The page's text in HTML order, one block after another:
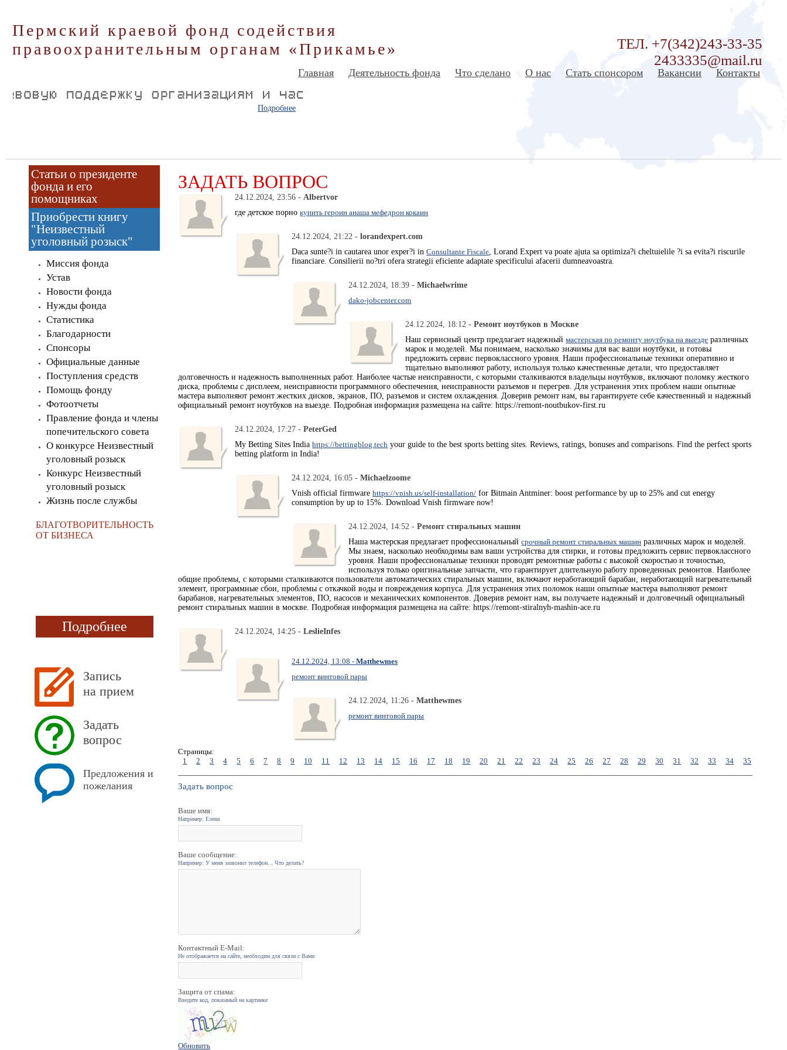
Пермский краевой фонд содействия
правоохранительным органам «Прикамье»
ТЕЛ. +7(342)243-33-35
2433335@mail.ru
Главная Деятельность фонда Что сделано О нас Стать спонсором Вакансии Контакты
Подробнее
Статьи о президенте
фонда и его
помощниках
Приобрести книгу
"Неизвестный
уголовный розыск"
Миссия фонда
Устав
Новости фонда
Нужды фонда
Статистика
Благодарности
Спонсоры
Официальные данные
Поступления средств
Помощь фонду
Фотоотчеты
Правление фонда и члены
попечительского совета
О конкурсе Неизвестный
уголовный розыск
Конкурс Неизвестный
уголовный розыск
Жизнь после службы
БЛАГОТВОРИТЕЛЬНОСТЬ
ОТ БИЗНЕСА
Подробнее
Запись
на прием
Задать
вопрос
Предложения и
пожелания
ЗАДАТЬ ВОПРОС
24.12.2024, 23:56 -Albertvor
где детское порнокупить героин анаша мефедрон кокаин
24.12.2024, 21:22 -lorandexpert.com
Daca sunte?i in cautarea unor exper?i inConsultante Fiscale, Lorand Expert va poate ajuta sa optimiza?i cheltuielile ?i sa evita?i riscurile
financiare. Consilierii no?tri ofera strategii eficiente adaptate specificului afacerii dumneavoastra.
24.12.2024, 18:39 -Michaelwrime
dako-jobcenter.com
24.12.2024, 18:12 -Ремонт ноутбуков в Москве
Наш сервисный центр предлагает надежныймастерская по ремонту ноутбука на выезде различных
марок и моделей. Мы понимаем, насколько значимы для вас ваши ноутбуки, и готовы
предложить сервис первоклассного уровня. Наши профессиональные техники оперативно и
тщательно выполняют работу, используя только качественные детали, что предоставляет
долговечность и надежность выполненных работ. Наиболее частые неисправности, с которыми сталкиваются владельцы ноутбуков, включают поломку жесткого
диска, проблемы с дисплеем, неисправности программного обеспечения, неисправности разъемов и перегрев. Для устранения этих проблем наши опытные
мастера выполняют ремонт жестких дисков, экранов, ПО, разъемов и систем охлаждения. Доверив ремонт нам, вы гарантируете себе качественный и надежный
официальный ремонт ноутбуков на выезде. Подробная информация размещена на сайте: https://remont-noutbukov-first.ru
24.12.2024, 17:27 -PeterGed
My Betting Sites Indiahttps://bettingblog.tech your guide to the best sports betting sites. Reviews, ratings, bonuses and comparisons. Find the perfect sports
betting platform in India!
24.12.2024, 16:05 -Michaelzoome
Vnish official firmwarehttps://vnish.us/self-installation/ for Bitmain Antminer: boost performance by up to 25% and cut energy
consumption by up to 15%. Download Vnish firmware now!
24.12.2024, 14:52 -Ремонт стиральных машин
Наша мастерская предлагает профессиональныйсрочный ремонт стиральных машин различных марок и моделей.
Мы знаем, насколько необходимы вам ваши устройства для стирки, и готовы предложить сервис первоклассного
уровня. Наши профессиональные техники проводят ремонтные работы с высокой скоростью и точностью,
используя только оригинальные запчасти, что гарантирует длительную работу проведенных ремонтов. Наиболее
общие проблемы, с которыми сталкиваются пользователи автоматических стиральных машин, включают неработающий барабан, неработающий нагревательный
элемент, программные сбои, проблемы с откачкой воды и повреждения корпуса. Для устранения этих поломок наши опытные мастера выполняют ремонт
барабанов, нагревательных элементов, ПО, насосов и механических компонентов. Доверив ремонт нам, вы получаете надежный и долговечный официальный
ремонт стиральных машин в москве. Подробная информация размещена на сайте: https://remont-stiralnyh-mashin-ace.ru
24.12.2024, 14:25 -LeslieInfes
24.12.2024, 13:08 -Matthewmes
ремонт винтовой пары
24.12.2024, 11:26 -Matthewmes
ремонт винтовой пары
Страницы:
1
2 3 4 5 6 7 8 9 10 11 12 13 14 15 16 17 18 19 20 21 22 23 24 25 26 27 28 29 30 31 32 33 34 35
Задать вопрос
Ваше имя:
Например: Елена
Ваше сообщение:
Например: У меня зазвонил телефон... Что делать?
Контактный E-Mail:
Не отображается на сайте, необходим для связи с Вами
Защита от спама:
Введите код, показаный на картинке
Обновить